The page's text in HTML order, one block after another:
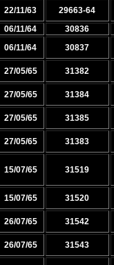
22/11/63
29663-64
06/11/64
30836
06/11/64 30837
27/05/65
31382
27/05/65
31384
27/05/65 31385
27/05/65 31383
15/07/65 31519
15/07/65
31520
26/07/65 31542
26/07/65 31543